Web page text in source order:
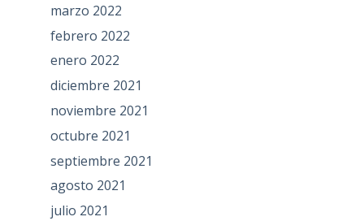
marzo 2022
febrero 2022
enero 2022
diciembre 2021
noviembre 2021
octubre 2021
septiembre 2021
agosto 2021
julio 2021